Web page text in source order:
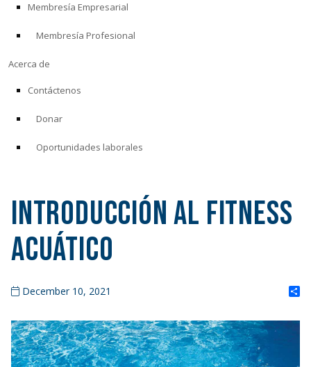
Membresía Empresarial
Membresía Profesional
Acerca de
Contáctenos
Donar
Oportunidades laborales
Introducción al fitness
acuático
December 10, 2021